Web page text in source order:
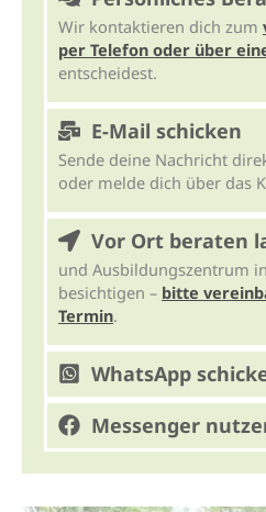
Wir kontaktieren dich zum
per Telefon oder über
entscheidest.
E-Mail schicken
Sende deine Nachricht
oder melde dich über das
Vor Ort beraten
und Ausbildungszentrum
besichtigen – bitte
Termin.
WhatsApp
Messenger